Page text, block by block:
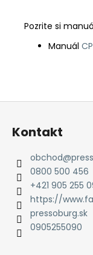
Pozrite si
Manuál
Z
Kontakt
obchod@
0800 500 456
+421 905 255
https://
pressoburg.sk
0905255090